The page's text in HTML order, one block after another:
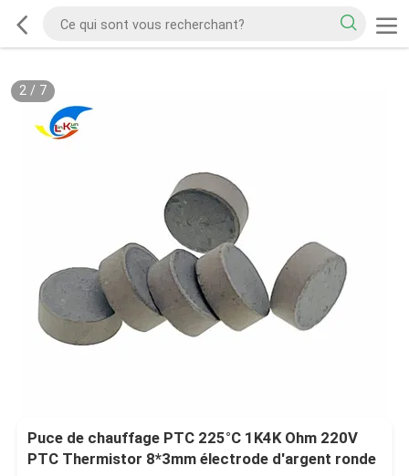
2/ 7
Puce de chauffage PTC 225°C 1K4K Ohm 220V
PTC Thermistor 8*3mm électrode d'argent ronde